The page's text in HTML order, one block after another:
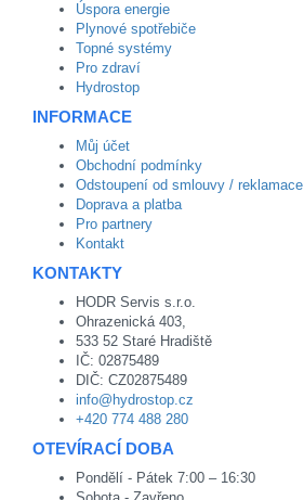
Úspora energie
Plynové spotřebiče
Topné systémy
Pro zdraví
Hydrostop
INFORMACE
Můj účet
Obchodní podmínky
Odstoupení od smlouvy / reklamace
Doprava a platba
Pro partnery
Kontakt
KONTAKTY
HODR Servis s.r.o.
Ohrazenická 403,
533 52 Staré Hradiště
IČ: 02875489
DIČ: CZ02875489
info@hydrostop.cz
+420 774 488 280
OTEVÍRACÍ DOBA
Pondělí - Pátek 7:00 – 16:30